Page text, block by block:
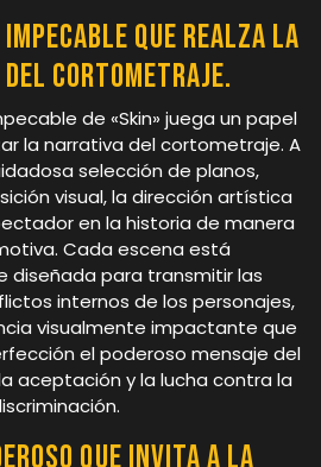
que realza la
cortometraje.
de «Skin» juega un papel
la narrativa del cortometraje. A
selección de planos,
visual, la dirección artística
en la historia de manera
Cada escena está
diseñada para transmitir las
internos de los personajes,
visualmente impactante que
el poderoso mensaje del
aceptación y la lucha contra la
que invita a la